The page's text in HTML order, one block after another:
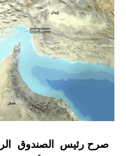
صرح رئيس الصندوق